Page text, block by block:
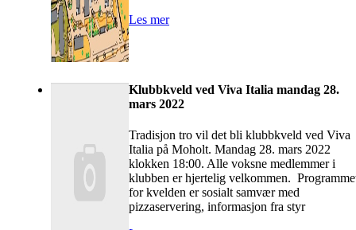
Les mer
Klubbkveld ved Viva Italia mandag 28.
mars 2022
Tradisjon tro vil det bli klubbkveld ved Viva
Italia på Moholt. Mandag 28. mars 2022
klokken 18:00. Alle voksne medlemmer i
klubben er hjertelig velkommen.
for kvelden er sosialt samvær med
pizzaservering, informasjon fra styr